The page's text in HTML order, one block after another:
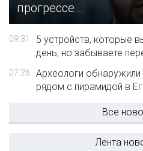
прогрессе...
09:31
5 устройств, которые
день, но забываете
07:26
Археологи
рядом с пирамидой в
Все
Лента